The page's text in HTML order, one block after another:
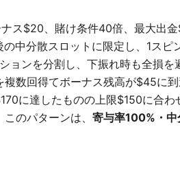
ス$20、賭け条件40倍、最大出金
中分散スロットに限定し、1スピ
ョンを分割し、下振れ時も全損
複数回得てボーナス残高が$45に
に達したものの上限$150に合
のパターンは、 寄与率100%・中